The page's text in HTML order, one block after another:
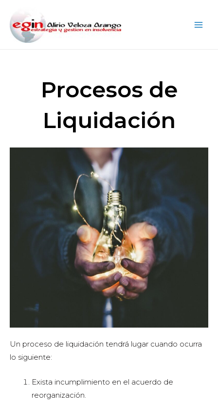
Procesos de
Liquidación
Un proceso de liquidación tendrá lugar cuando ocurra
lo siguiente:
Exista incumplimiento en el acuerdo de
reorganización.